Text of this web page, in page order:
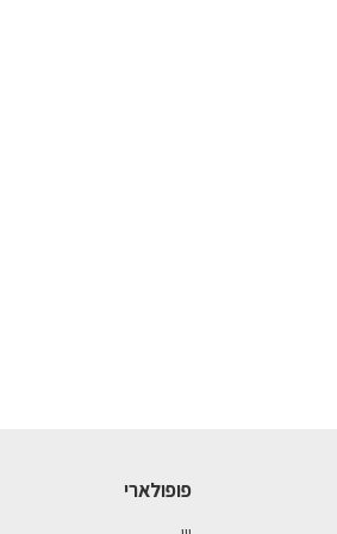
פופולארי